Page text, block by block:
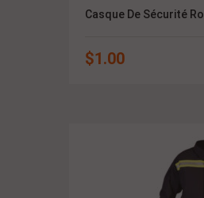
Casque De Sécurité
$1.00